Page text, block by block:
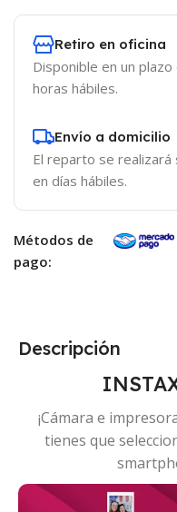
Retiro en oficina
Disponible en un
horas hábiles.
Envío a domicilio
El reparto se realizará
en días hábiles.
Métodos de
pago:
Descripción
¡Cámara e
tienes que